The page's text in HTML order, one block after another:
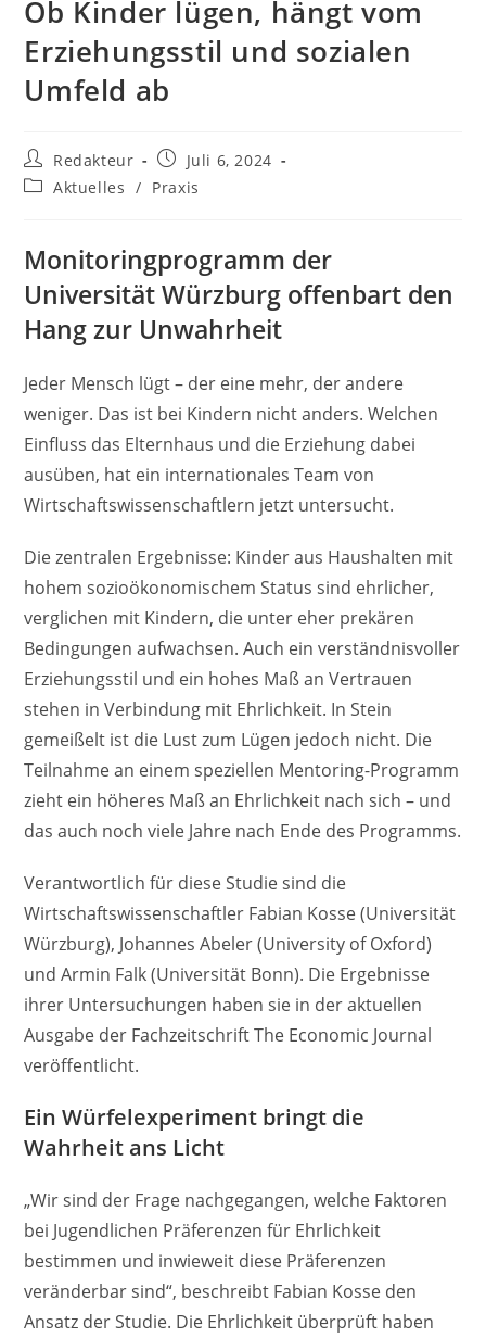
Ob Kinder lügen, hängt vom
Erziehungsstil und sozialen
Umfeld ab
Beitrags-
Autor:
Redakteur
Beitrag
veröffentlicht:
Juli 6, 2024
Beitrags-
Aktuelles / Praxis
Monitoringprogramm der
Universität Würzburg offenbart den
Hang zur Unwahrheit
Jeder Mensch lügt – der eine mehr, der andere
weniger. Das ist bei Kindern nicht anders. Welchen
Einfluss das Elternhaus und die Erziehung dabei
ausüben, hat ein internationales Team von
Wirtschaftswissenschaftlern jetzt untersucht.
Die zentralen Ergebnisse: Kinder aus Haushalten mit
hohem sozioökonomischem Status sind ehrlicher,
verglichen mit Kindern, die unter eher prekären
Bedingungen aufwachsen. Auch ein verständnisvoller
Erziehungsstil und ein hohes Maß an Vertrauen
stehen in Verbindung mit Ehrlichkeit. In Stein
gemeißelt ist die Lust zum Lügen jedoch nicht. Die
Teilnahme an einem speziellen Mentoring-Programm
zieht ein höheres Maß an Ehrlichkeit nach sich – und
das auch noch viele Jahre nach Ende des Programms.
Verantwortlich für diese Studie sind die
Wirtschaftswissenschaftler Fabian Kosse (Universität
Würzburg), Johannes Abeler (University of Oxford)
und Armin Falk (Universität Bonn). Die Ergebnisse
ihrer Untersuchungen haben sie in der aktuellen
Ausgabe der Fachzeitschrift The Economic Journal
veröffentlicht.
Ein Würfelexperiment bringt die
Wahrheit ans Licht
„Wir sind der Frage nachgegangen, welche Faktoren
bei Jugendlichen Präferenzen für Ehrlichkeit
bestimmen und inwieweit diese Präferenzen
veränderbar sind“, beschreibt Fabian Kosse den
Ansatz der Studie. Die Ehrlichkeit überprüft haben